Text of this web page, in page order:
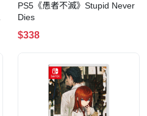
PS5《愚者不滅》Stupid Never
Dies
$338